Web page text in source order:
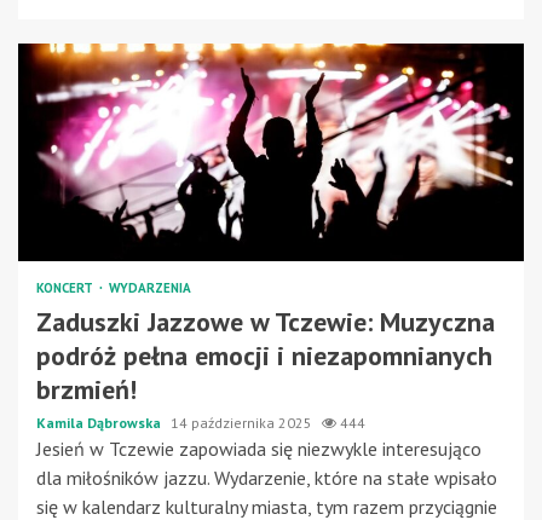
KONCERT WYDARZENIA
Zaduszki Jazzowe w Tczewie: Muzyczna
podróż pełna emocji i niezapomnianych
brzmień!
Kamila Dąbrowska 14 października 2025 444
Jesień w Tczewie zapowiada się niezwykle interesująco
dla miłośników jazzu. Wydarzenie, które na stałe wpisało
się w kalendarz kulturalny miasta, tym razem przyciągnie